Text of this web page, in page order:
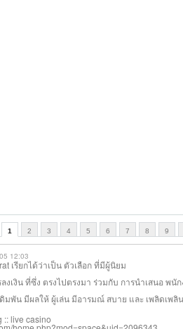
1 2 3 4 5 6 7 8 9
12:03
เรียกได้ว่าเป็น ตัวเลือก ที่มีผู้นิยม
งเงิน ที่ซึ่ง ตรงไปตรงมา ร่วมกับ การนำเสนอ พนั
ดิมพัน มีผลให้ ผู้เล่น มีอารมณ์ สบาย และ เพลิดเพลิ
:: live casino